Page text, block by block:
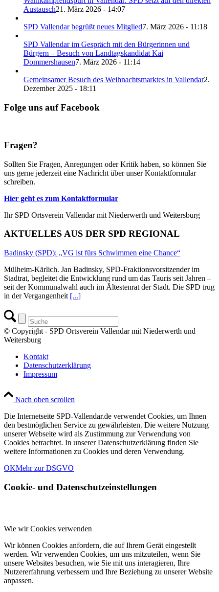
Austausch21. März 2026 - 14:07
SPD Vallendar begrüßt neues Mitglied7. März 2026 - 11:18
SPD Vallendar im Gespräch mit den Bürgerinnen und
Bürgern – Besuch von Landtagskandidat Kai
Dommershausen7. März 2026 - 11:14
Gemeinsamer Besuch des Weihnachtsmarktes in Vallendar2.
Dezember 2025 - 18:11
Folge uns auf Facebook
Fragen?
Sollten Sie Fragen, Anregungen oder Kritik haben, so können Sie
uns gerne jederzeit eine Nachricht über unser Kontaktformular
schreiben.
Hier geht es zum Kontaktformular
Ihr SPD Ortsverein Vallendar mit Niederwerth und Weitersburg
AKTUELLES AUS DER SPD REGIONAL
Badinsky (SPD): „VG ist fürs Schwimmen eine Chance“
Mülheim-Kärlich. Jan Badinsky, SPD-Fraktionsvorsitzender im
Stadtrat, begleitet die Entwicklung rund um das Tauris seit Jahren –
seit der Kommunalwahl auch im Ältestenrat der Stadt. Die SPD trug
in der Vergangenheit [...]
© Copyright - SPD Ortsverein Vallendar mit Niederwerth und
Weitersburg
Kontakt
Datenschutzerklärung
Impressum
Nach oben scrollen
Die Internetseite SPD-Vallendar.de verwendet Cookies, um Ihnen
den bestmöglichen Service zu gewährleisten. Die weitere Nutzung
unserer Webseite wird als Zustimmung zur Verwendung von
Cookies betrachtet. In unserer Datenschutzerklärung finden Sie
weitere Informationen zu Cookies und deren Verwendung.
OKMehr zur DSGVO
Cookie- und Datenschutzeinstellungen
Wie wir Cookies verwenden
Wir können Cookies anfordern, die auf Ihrem Gerät eingestellt
werden. Wir verwenden Cookies, um uns mitzuteilen, wenn Sie
unsere Websites besuchen, wie Sie mit uns interagieren, Ihre
Nutzererfahrung verbessern und Ihre Beziehung zu unserer Website
anpassen.